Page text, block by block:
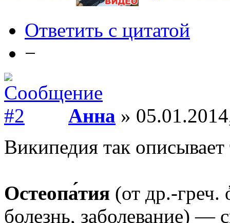
Ответить с цитатой
−
Анна »
Википедия так
Остеопа́тия (от др.-
болезнь, заболевание) —